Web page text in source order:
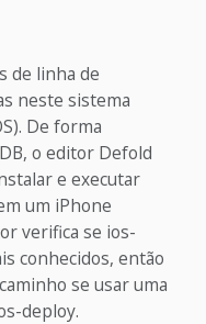
de linha de
neste sistema
De forma
o editor Defold
e executar
um iPhone
verifica se ios-
conhecidos, então
se usar uma
deploy.